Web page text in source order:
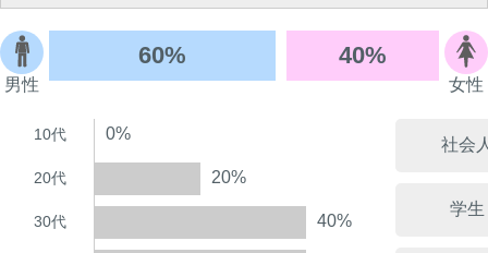
男性
60% 40%
女性
10代 0%
20代 20%
30代 40%
社会
学生